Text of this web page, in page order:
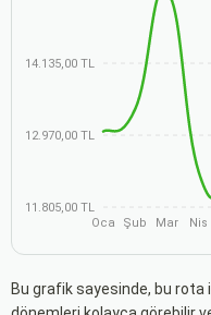
14.135,00 TL
12.970,00 TL
11.805,00 TL
Oca
Şub Mar Nis
Bu grafik sayesinde, bu rota